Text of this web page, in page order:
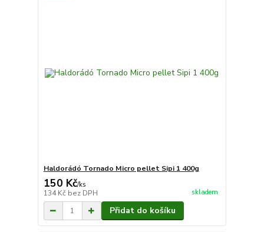
Haldorádó Tornado Micro pellet Sipi 1 400g
150 Kč/ks
134 Kč bez DPH skladem
Přidat do košíku